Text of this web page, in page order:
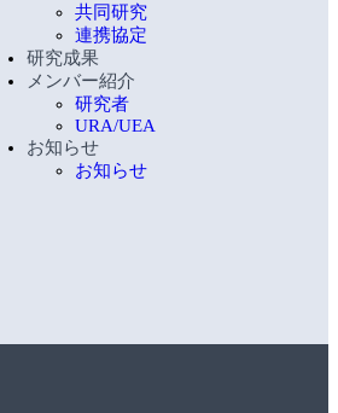
共同研究
連携協定
研究成果
メンバー紹介
研究者
URA/UEA
お知らせ
お知らせ